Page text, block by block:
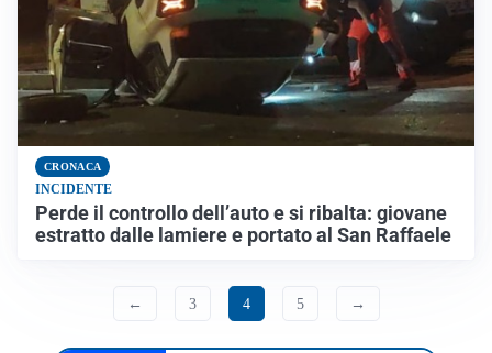
CRONACA
INCIDENTE
Perde il controllo dell’auto e si ribalta: giovane
estratto dalle lamiere e portato al San Raffaele
← 3 4 5 →